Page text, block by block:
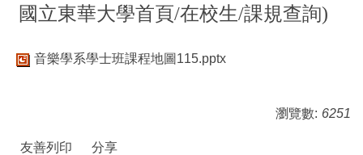
國立東華大學首頁/在校生/課規查詢)
音樂學系學士班課程地圖115.pptx
瀏覽數: 6251
友善列印 分享